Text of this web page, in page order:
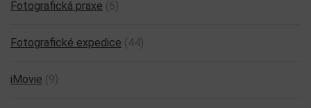
Fotografická praxe (6)
Fotografické expedice (44)
iMovie (9)